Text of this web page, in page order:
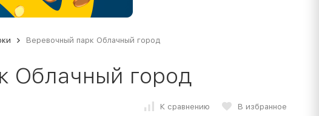
Веревочный парк Облачный город
Облачный город
К сравнению В избранное